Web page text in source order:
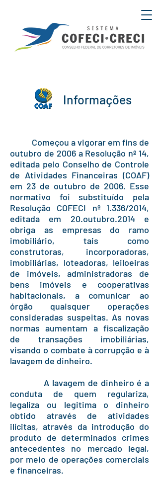
Informações
Começou a vigorar em fins de
outubro de 2006 a Resolução nº 14,
editada pelo Conselho de Controle
de Atividades Financeiras (COAF)
em 23 de outubro de 2006. Esse
normativo foi substituído pela
Resolução COFECI nº 1.336/2014,
editada em 20.outubro.2014 e
obriga as empresas do ramo
imobiliário, tais como
construtoras, incorporadoras,
imobiliárias, loteadoras, leiloeiras
de imóveis, administradoras de
bens imóveis e cooperativas
habitacionais, a comunicar ao
órgão quaisquer operações
consideradas suspeitas. As novas
normas aumentam a fiscalização
de transações imobiliárias,
visando o combate à corrupção e à
lavagem de dinheiro.
A lavagem de dinheiro é a
conduta de quem regulariza,
legaliza ou legitima o dinheiro
obtido através de atividades
ilícitas, através da introdução do
produto de determinados crimes
antecedentes no mercado legal,
por meio de operações comerciais
e financeiras.